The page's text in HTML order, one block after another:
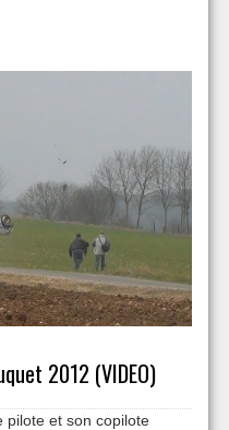
2012 (VIDEO)
pilote et son copilote